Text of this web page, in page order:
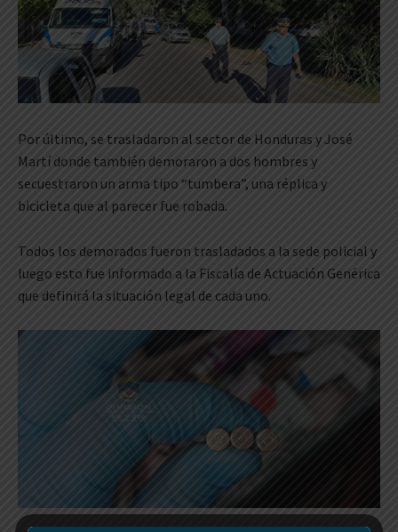
Por último, se trasladaron al sector de Honduras y José
Martí donde también demoraron a dos hombres y
secuestraron un arma tipo “tumbera”, una réplica y
bicicleta que al parecer fue robada.
Todos los demorados fueron trasladados a la sede policial y
luego esto fue informado a la Fiscalía de Actuación Genérica
que definirá la situación legal de cada uno.